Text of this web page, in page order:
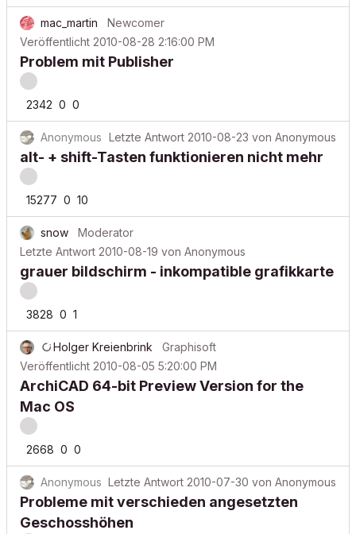
mac_martin
Newcomer
Veröffentlicht 2010-08-28 2:16:00 PM
Problem mit Publisher
2342 0 0
Anonymous Letzte Antwort 2010-08-23 von Anonymous
alt- + shift-Tasten funktionieren nicht mehr
15277 0 10
snow
Moderator
Letzte Antwort 2010-08-19 von Anonymous
grauer bildschirm - inkompatible grafikkarte
3828 0 1
Holger Kreienbrink
Graphisoft
Veröffentlicht 2010-08-05 5:20:00 PM
ArchiCAD 64-bit Preview Version for the
Mac OS
2668 0 0
Anonymous Letzte Antwort 2010-07-30 von Anonymous
Probleme mit verschieden angesetzten
Geschosshöhen